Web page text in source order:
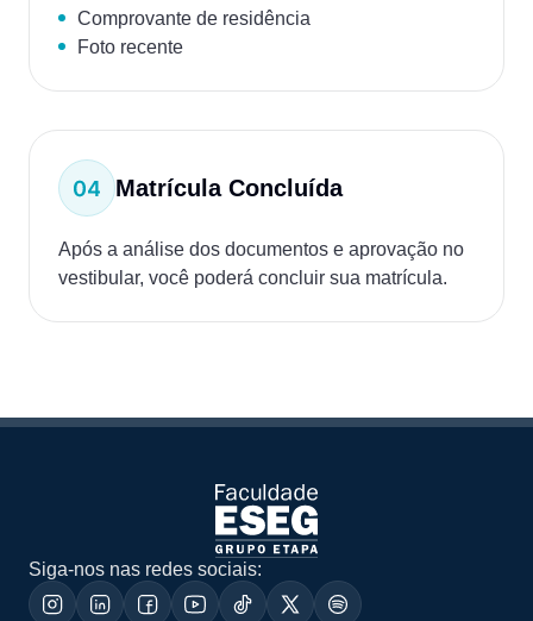
Comprovante de residência
Foto recente
Matrícula Concluída
Após a análise dos documentos e aprovação no
vestibular, você poderá concluir sua matrícula.
Siga-nos nas redes sociais: